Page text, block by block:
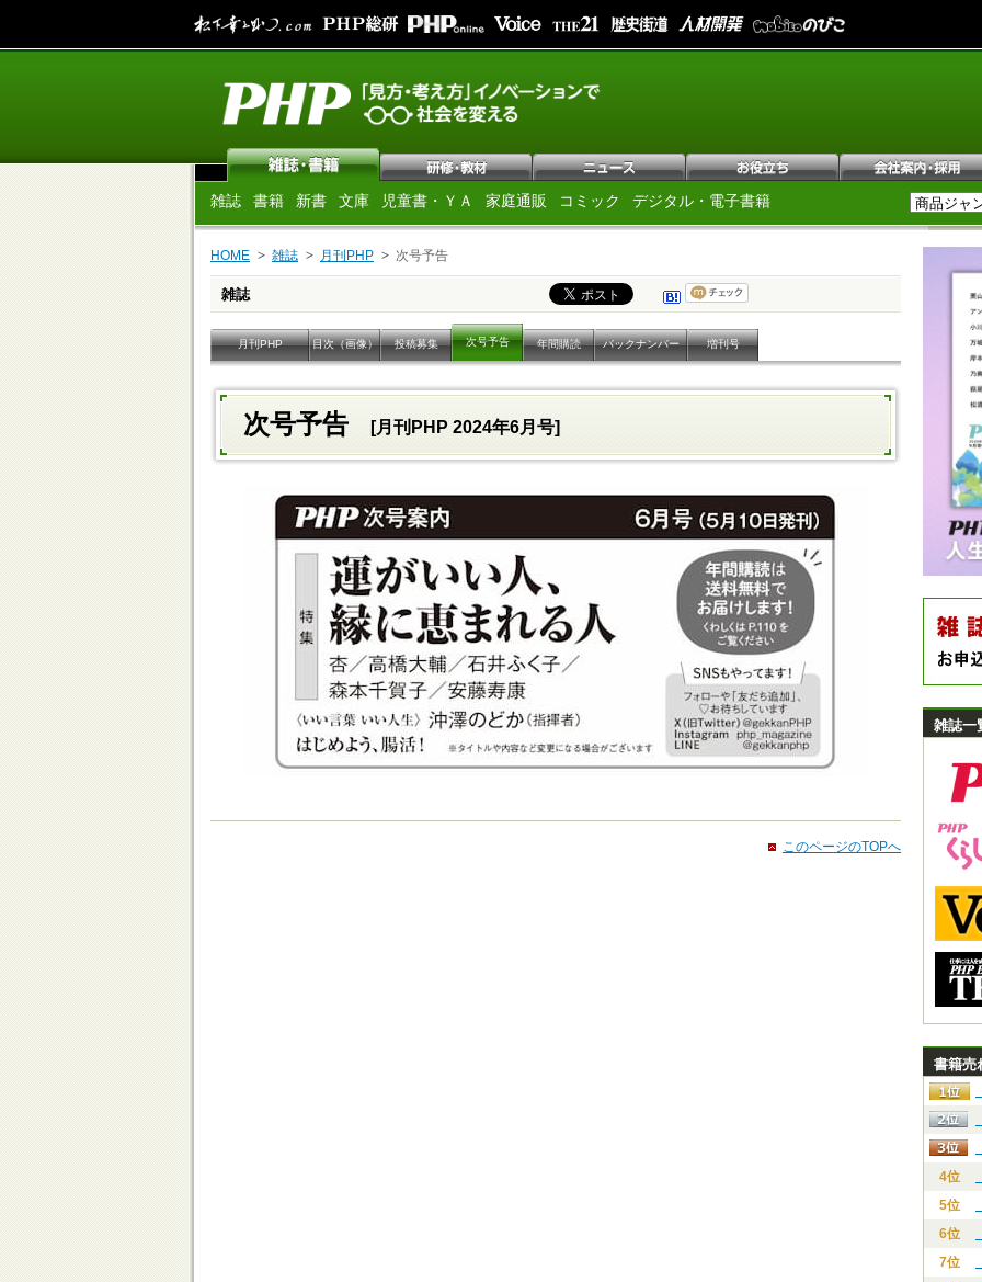
雑誌 書籍 新書 文庫 児童書・ＹＡ 家庭通販 コミック デジタル・電子書籍
HOME 雑誌 月刊PHP 次号予告
雑誌
月刊PHP 目次（画像） 投稿募集 次号予告 年間購読 バックナンバー 増刊号
次号予告 [月刊PHP 2024年6月号]
このページのTOPへ
雑誌一
書籍売
4位
5位
6位
7位